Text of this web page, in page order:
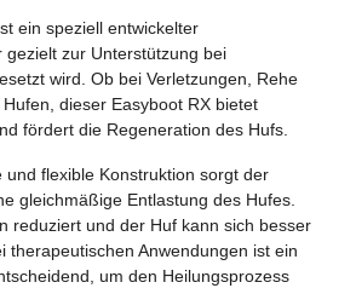
ein speziell entwickelter
gezielt zur Unterstützung bei
wird. Ob bei Verletzungen, Rehe
dieser Easyboot RX bietet
fördert die Regeneration des Hufs.
und flexible Konstruktion sorgt der
gleichmäßige Entlastung des Hufes.
reduziert und der Huf kann sich besser
therapeutischen Anwendungen ist ein
um den Heilungsprozess